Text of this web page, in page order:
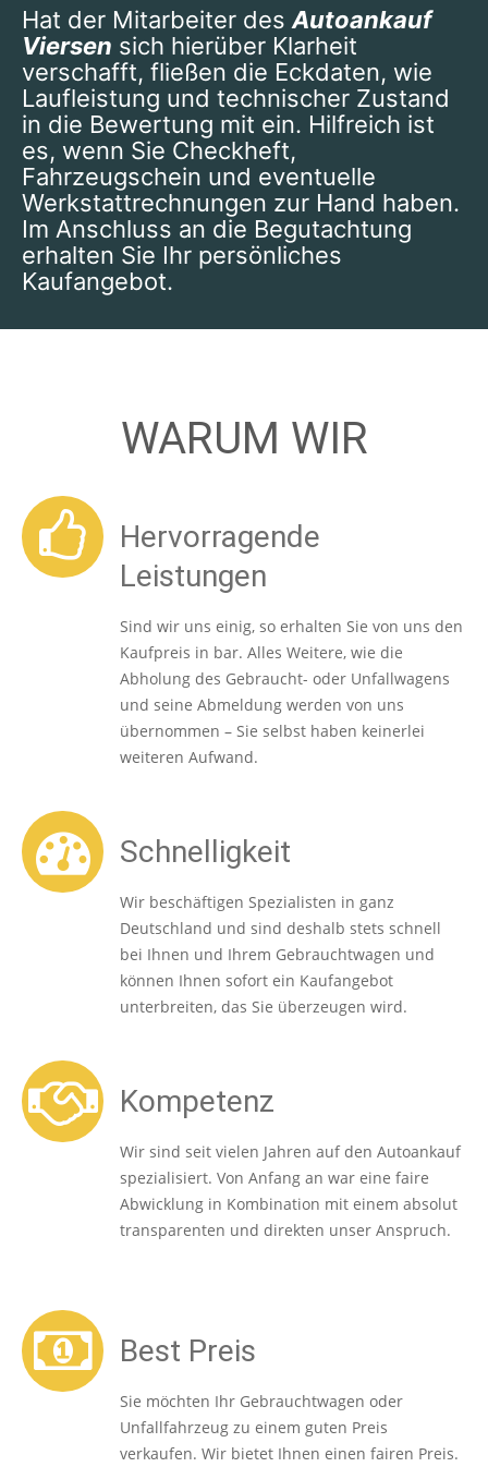
Hat der Mitarbeiter des Autoankauf
Viersen sich hierüber Klarheit
verschafft, fließen die Eckdaten, wie
Laufleistung und technischer Zustand
in die Bewertung mit ein. Hilfreich ist
es, wenn Sie Checkheft,
Fahrzeugschein und eventuelle
Werkstattrechnungen zur Hand haben.
Im Anschluss an die Begutachtung
erhalten Sie Ihr persönliches
Kaufangebot.
WARUM WIR
Hervorragende
Leistungen
Sind wir uns einig, so erhalten Sie von uns den
Kaufpreis in bar. Alles Weitere, wie die
Abholung des Gebraucht- oder Unfallwagens
und seine Abmeldung werden von uns
übernommen – Sie selbst haben keinerlei
weiteren Aufwand.
Schnelligkeit
Wir beschäftigen Spezialisten in ganz
Deutschland und sind deshalb stets schnell
bei Ihnen und Ihrem Gebrauchtwagen und
können Ihnen sofort ein Kaufangebot
unterbreiten, das Sie überzeugen wird.
Kompetenz
Wir sind seit vielen Jahren auf den Autoankauf
spezialisiert. Von Anfang an war eine faire
Abwicklung in Kombination mit einem absolut
transparenten und direkten unser Anspruch.
Best Preis
Sie möchten Ihr Gebrauchtwagen oder
Unfallfahrzeug zu einem guten Preis
verkaufen. Wir bietet Ihnen einen fairen Preis.